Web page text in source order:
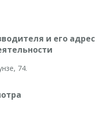
и его адрес
74.